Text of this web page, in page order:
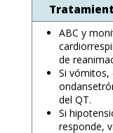
ABC y
de
Si vómitos,
del QT.
Si
responde,